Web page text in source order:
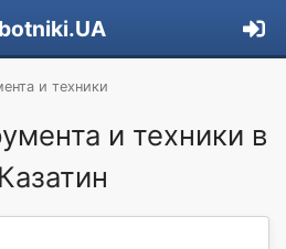
и техники
и техники в